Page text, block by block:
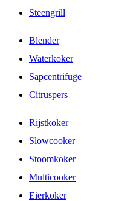
Steengrill
Blender
Waterkoker
Sapcentrifuge
Citruspers
Rijstkoker
Slowcooker
Stoomkoker
Multicooker
Eierkoker